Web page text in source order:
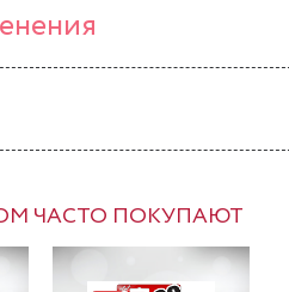
ЧАСТО ПОКУПАЮТ